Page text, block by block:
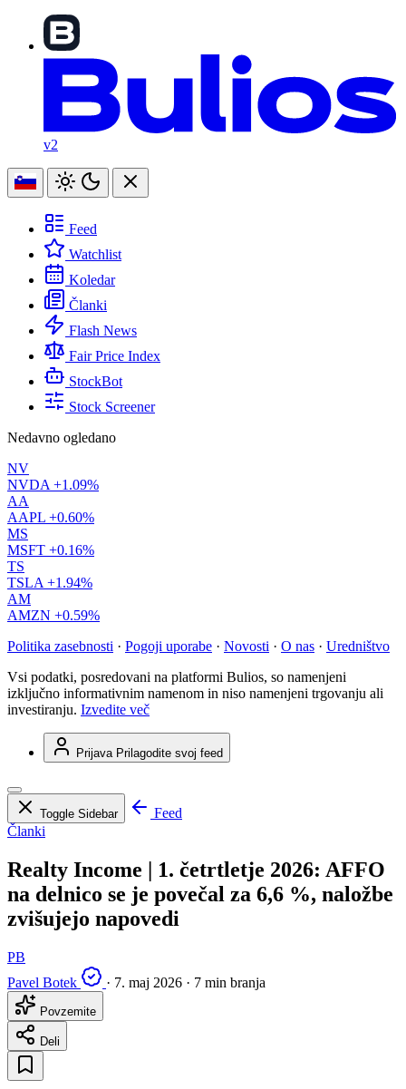
v2
Feed
Watchlist
Koledar
Članki
Flash News
Fair Price Index
StockBot
Stock Screener
Nedavno ogledano
NV
NVDA +1.09%
AA
AAPL +0.60%
MS
MSFT +0.16%
TS
TSLA +1.94%
AM
AMZN +0.59%
Politika zasebnosti · Pogoji uporabe · Novosti · O nas · Uredništvo
Vsi podatki, posredovani na platformi Bulios, so namenjeni
izključno informativnim namenom in niso namenjeni trgovanju ali
investiranju. Izvedite več
Prijava Prilagodite svoj feed
Toggle Sidebar
Feed
Članki
Realty Income | 1. četrtletje 2026: AFFO
na delnico se je povečal za 6,6 %, naložbe
zvišujejo napovedi
PB
Pavel Botek
· 7. maj 2026 · 7 min branja
Povzemite
Deli